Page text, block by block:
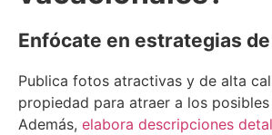
Enfócate en estrategias
Publica fotos atractivas y de alta
propiedad para atraer a los posibles
Además, elabora descripciones